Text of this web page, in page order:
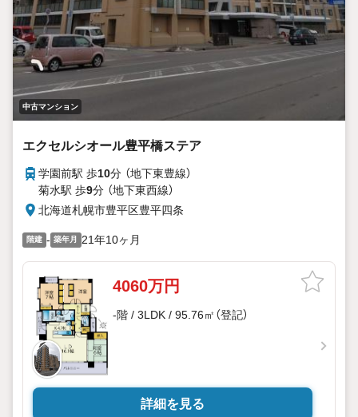
中古マンション
エクセルシオール豊平橋ステア
学園前駅 歩10分 （地下東豊線）
菊水駅 歩9分 （地下東西線）
北海道札幌市豊平区豊平四条
階建 - 築年月 21年10ヶ月
4060万円
-階 / 3LDK / 95.76㎡（登記）
詳細を見る